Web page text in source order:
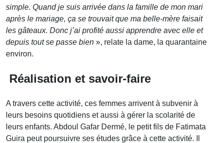
simple. Quand je suis arrivée dans la famille de mon mari
après le mariage, ça se trouvait que ma belle-mère faisait
les gâteaux. Donc j’ai profité aussi apprendre avec elle et
depuis tout se passe bien », relate la dame, la quarantaine
environ.
Réalisation et savoir-faire
A travers cette activité, ces femmes arrivent à subvenir à
leurs besoins quotidiens et aussi à gérer la scolarité de
leurs enfants. Abdoul Gafar Dermé, le petit fils de Fatimata
Guira peut poursuivre ses études grâce à cette activité. Il